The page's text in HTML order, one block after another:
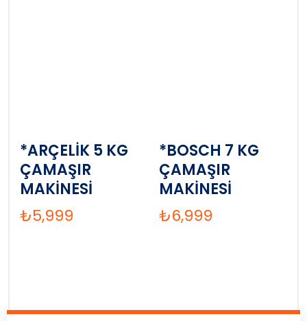
*ARÇELİK 5 KG
ÇAMAŞIR
MAKİNESİ
₺5,999
*BOSCH 7 KG
ÇAMAŞIR
MAKİNESİ
₺6,999